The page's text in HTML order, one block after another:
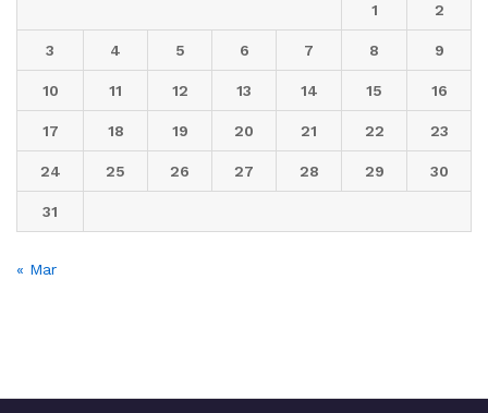
1 2
3 4 5 6 7 8 9
10 11 12 13 14 15 16
17 18 19 20 21 22 23
24 25 26 27 28 29 30
31
« Mar